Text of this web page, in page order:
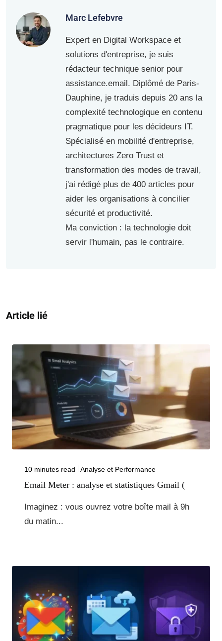
Marc Lefebvre
Expert en Digital Workspace et
solutions d'entreprise, je suis
rédacteur technique senior pour
assistance.email. Diplômé de Paris-
Dauphine, je traduis depuis 20 ans la
complexité technologique en contenu
pragmatique pour les décideurs IT.
Spécialisé en mobilité d'entreprise,
architectures Zero Trust et
transformation des modes de travail,
j'ai rédigé plus de 400 articles pour
aider les organisations à concilier
sécurité et productivité.
Ma conviction : la technologie doit
servir l'humain, pas le contraire.
Article lié
10 minutes read Analyse et Performance
Email Meter : analyse et statistiques Gmail (
Imaginez : vous ouvrez votre boîte mail à 9h
du matin...